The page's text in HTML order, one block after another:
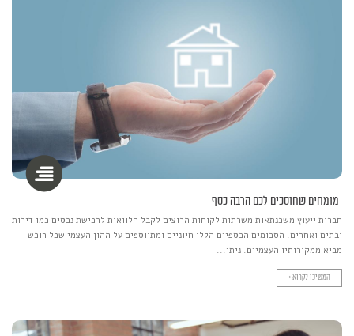
מומחים שחוסכים לכם הרבה כסף
חברות ייעוץ משכנתאות משרתות לקוחות הרוצים לקבל הלוואות לרכישת נכסים כמו דירות
ובתים ואחרים. הסכומים הכספיים הללו חיוניים ומתווספים על ההון העצמי שכל רוכש
מביא ממקורותיו העצמיים. ניתן...
המשיכו לקרוא >